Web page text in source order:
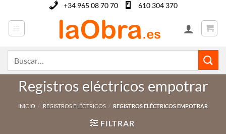
contenido
+34 965 08 70 70 610 304 370
Registros eléctricos empotrar
INICIO / REGISTROS ELÉCTRICOS / REGISTROS ELÉCTRICOS EMPOTRAR
FILTRAR